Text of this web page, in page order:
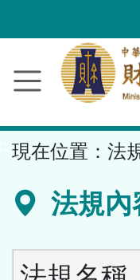
到
要
容
區
現在位置： 法
法規內